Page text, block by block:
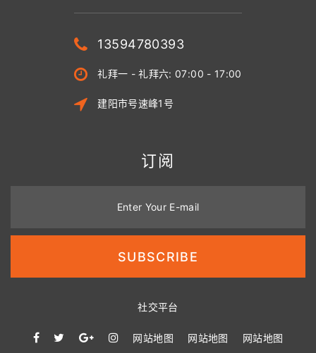
13594780393
礼拜一 - 礼拜六: 07:00 - 17:00
建阳市号速峰1号
订阅
Enter Your E-mail
SUBSCRIBE
社交平台
网站地图 网站地图 网站地图